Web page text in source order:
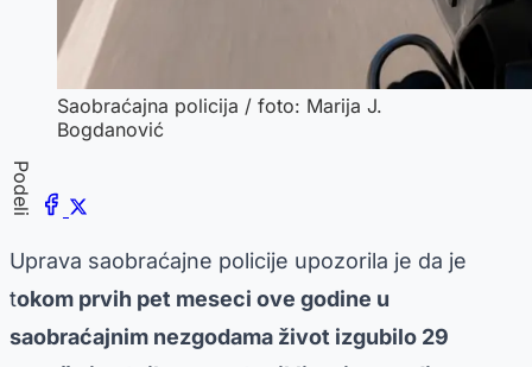
Saobraćajna policija / foto: Marija J.
Bogdanović
Podeli
Uprava saobraćajne policije upozorila je da je
tokom prvih pet meseci ove godine u
saobraćajnim nezgodama život izgubilo 29